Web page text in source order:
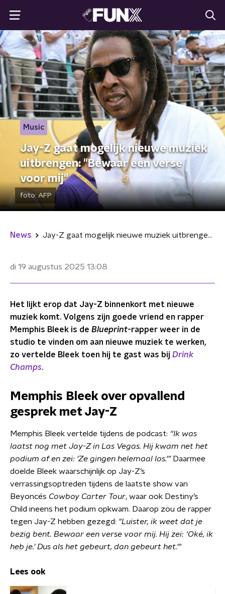
Music
Jay-Z gaat mogelijk nieuwe muziek
uitbrengen: "Bewaar een verse
voor mij"
foto:AFP
News Jay-Z gaat mogelijk nieuwe muziek uitbrengen: "Bewaar een verse voor mij"
di 19 augustus 2025 13:08
Het lijkt erop dat Jay-Z binnenkort met nieuwe
muziek komt. Volgens zijn goede vriend en rapper
Memphis Bleek is de Blueprint-rapper weer in de
studio te vinden om aan nieuwe muziek te werken,
zo vertelde Bleek toen hij te gast was bij Drink
Champs.
Memphis Bleek over opvallend
gesprek met Jay-Z
Memphis Bleek vertelde tijdens de podcast: “Ik was
laatst nog met Jay-Z in Las Vegas. Hij kwam net het
podium af en zei: 'Ze gingen helemaal los.'”Daarmee
doelde Bleek waarschijnlijk op Jay-Z’s
verrassingsoptreden tijdens de laatste show van
Beyoncés Cowboy Carter Tour, waar ook Destiny’s
Child ineens het podium opkwam. Daarop zou de rapper
tegen Jay-Z hebben gezegd: "Luister, ik weet dat je
bezig bent. Bewaar een verse voor mij. Hij zei: ‘Oké, ik
heb je.’ Dus als het gebeurt, dan gebeurt het.'"
Lees ook